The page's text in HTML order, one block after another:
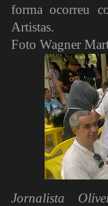
forma ocorreu
Artistas.
Foto Wagner
Jornalista